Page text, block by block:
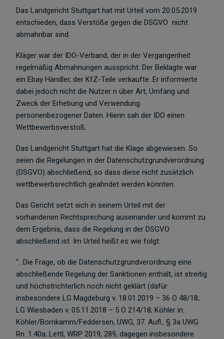
Das Landgericht Stuttgart hat mit Urteil vom 20.05.2019
entschieden, dass Verstöße gegen die DSGVO nicht
abmahnbar sind.
Kläger war der IDO-Verband, der in der Vergangenheit
regelmäßig Abmahnungen ausspricht. Der Beklagte war
ein Ebay Händler, der KfZ-Teile verkaufte. Er informierte
dabei jedoch nicht die Nutzer n über Art, Umfang und
Zweck der Erhebung und Verwendung
personenbezogener Daten. Hierin sah der IDO einen
Wettbewerbsverstoß.
Das Landgericht Stuttgart hat die Klage abgewiesen. So
seien die Regelungen in der Datenschutzgrundverordnung
(DSGVO) abschließend, so dass diese nicht zusätzlich
wettbewerbsrechtlich geahndet werden könnten.
Das Gericht setzt sich in seinem Urteil mit der
vorhandenen Rechtsprechung auseinander und kommt zu
dem Ergebnis, dass die Regelung in der DSGVO
abschließend ist. Im Urteil heißt es wie folgt:
“…Die Frage, ob die Datenschutzgrundverordnung eine
abschließende Regelung der Sanktionen enthält, ist streitig
und höchstrichterlich noch nicht geklärt (dafür
insbesondere LG Magdeburg v. 18.01.2019 – 36 O 48/18;
LG Wiesbaden v. 05.11.2018 – 5 O 214/18; Köhler in:
Köhler/Bornkamm/Feddersen, UWG, 37. Aufl., § 3a UWG
Rn. 1.40a; Lettl, WRP 2019, 289, dagegen insbesondere